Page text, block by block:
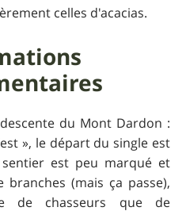
celles d'acacias.
du Mont Dardon :
», le départ du single est
est peu marqué et
(mais ça passe),
de chasseurs que de